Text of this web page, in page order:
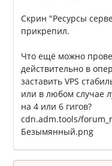
Скрин "Ресурсы
прикрепил.
Что ещё можно
действительно в
заставить VPS
или в любом случае
на 4 или 6 гигов?
cdn.adm.tools/
Безымянный.png